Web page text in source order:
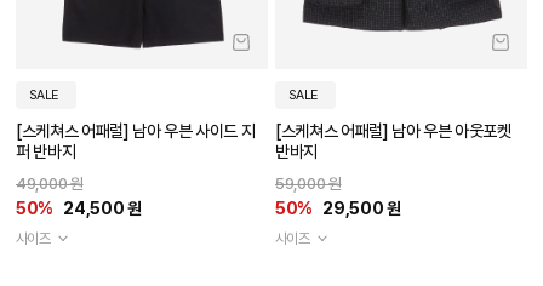
SALE
[스케쳐스 어패럴] 남아 우븐 사이드 지
퍼 반바지
49,000 원
50% 24,500 원
사이즈
SALE
[스케쳐스 어패럴] 남아 우븐 아웃포켓
반바지
59,000 원
50% 29,500 원
사이즈